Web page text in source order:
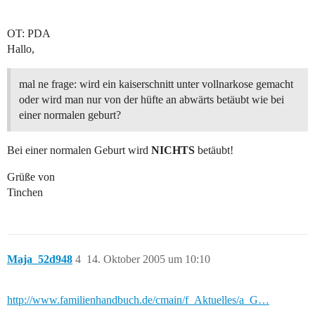
OT: PDA
Hallo,
mal ne frage: wird ein kaiserschnitt unter vollnarkose gemacht
oder wird man nur von der hüfte an abwärts betäubt wie bei
einer normalen geburt?
Bei einer normalen Geburt wird NICHTS betäubt!
Grüße von
Tinchen
Maja_52d948 14. Oktober 2005 um 10:10
4
http://www.familienhandbuch.de/cmain/f_Aktuelles/a_G…